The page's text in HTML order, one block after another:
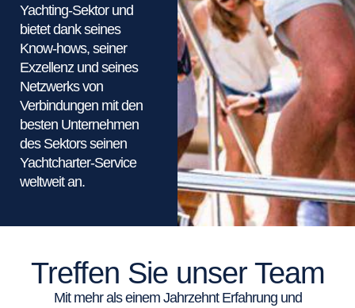
Yachting-Sektor und
bietet dank seines
Know-hows, seiner
Exzellenz und seines
Netzwerks von
Verbindungen mit den
besten Unternehmen
des Sektors seinen
Yachtcharter-Service
weltweit an.
Treffen Sie unser Team
Mit mehr als einem Jahrzehnt Erfahrung und